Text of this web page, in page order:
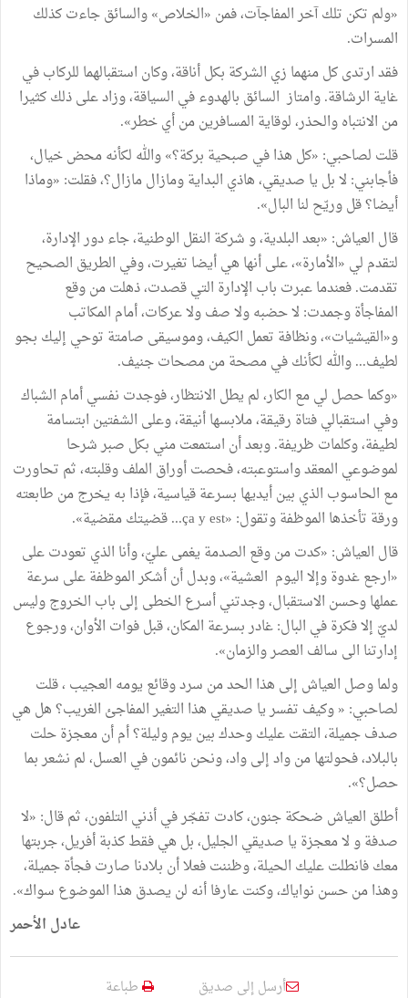
«ولم تكن تلكآخرالمفاجآت،فمن «الخلاص»والسائقجاءتكذلك
المسرات.
فقدارتدىكلمنهما زي الشركة بكلأناقة،وكان استقبالهما للركابفي
غاية الرشاقة.وامتاز السائق بالهدوءفي السياقة،وزادعلىذلككثيرا
من الانتباهوالحذر،لوقاية المسافرينمنأيخطر»
.
قلت لصاحبي:
«كل هذافي صبحية بركة؟»والله لكأنهمحضخيال،
فأجابني: لابل يا صديقي،هاذي البدايةومازالمازال؟،فقلت:
«وماذا
أيضا؟قلوريّح لنا البال»
.
قال العياش:
«بعدالبلدية،وشركة النقل الوطنية،جاءدورالإدارة،
لتقدم لي «الأمارة»،علىأنها هيأيضا تغيرت،وفي الطريق الصحيح
تقدمت.فعندماعبرت باب الإدارة التيقصدت،ذهلتمنوقع
المفاجأةوجمدت: لاحضبهولاصفولاعركات،أمام المكاتب
و«القيشيات»،ونظافة تعمل الكيف،وموسيقى صامتة توحي إليك بجو
لطيف...والله لكأنكفيمصحةمنمصحاتجنيف.
«وكماحصل ليمع الكار،لم يطل الانتظار،فوجدت نفسيأمام الشباك
وفي استقباليفتاة رقيقة،ملابسهاأنيقة،وعلى الشفتين ابتسامة
لطيفة،وكلمات ظريفة.وبعدأن استمعتمني بكل صبرشرحا
لموضوعي المعقدواستوعبته، فحصتأوراق الملفوقلبته،ثم تحاورت
مع الحاسوب الذي بينأيديها بسرعةقياسية،فإذا به يخرجمن طابعته
ورقة تأخذها الموظفةوتقول:
«
ça y est
...قضيتكمقضية»
.
قال العياش:
«كدتمنوقع الصدمة يغمىعليّ،وأنا الذي تعودتعلى
«ارجعغدوةوإلااليوم العشية»،وبدلأنأشكرالموظفةعلى سرعة
عملهاوحسن الاستقبال،وجدتنيأسرع الخطى إلى باب الخروجوليس
لديّ إلافكرةفي البال:غادربسرعة المكان،قبلفوات الأوان،ورجوع
إدارتنا الى سالف العصروالزمان»
.
ولماوصل العياش إلى هذا الحدمن سردوقائع يومه العجيب ،قلت
لصاحبي:
«وكيف تفسريا صديقي هذا التغيرالمفاجئ الغريب؟هل هي
صدفجميلة،التقتعليكوحدكبين يوموليلة؟أمأنمعجزةحلت
بالبلاد،فحولتهامنوادإلىواد،ونحن نائمونفي العسل،لم نشعربما
حصل؟»
.
أطلق العياش ضحكةجنون،كادت تفجّرفيأذني التلفون،ثمقال:
«لا
صدفةولامعجزة يا صديقي الجليل،بل هيفقطكذبةأفريل،جربتها
معكفانطلتعليك الحيلة،وظننتفعلاأن بلادنا صارتفجأةجميلة،
وهذامنحسن نواياك،وكنتعارفاأنه لن يصدق هذا الموضوع سواك»
.
عادل الأحمر
أرسل إلى صديق طباعة